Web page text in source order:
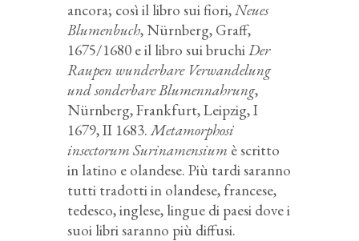
ancora; così il libro sui fiori,Neues
Blumenbuch, Nürnberg, Graff,
1675/1680 e il libro sui bruchiDer
Raupen wunderbare Verwandelung
und sonderbare Blumennahrung,
Nürnberg, Frankfurt, Leipzig, I
1679, II 1683.Metamorphosi
insectorum Surinamensium è scritto
in latino e olandese. Più tardi saranno
tutti tradotti in olandese, francese,
tedesco, inglese, lingue di paesi dove i
suoi libri saranno più diffusi.